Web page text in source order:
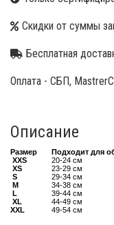
Скидки от суммы
Бесплатная
Оплата - СБП,
Описание
Размер Подходит для
XXS
20-24 см
XS
23-29 см
S
29-34 см
M
34-38 см
L
39-44 см
XL
44-49 см
XXL
49-54 см